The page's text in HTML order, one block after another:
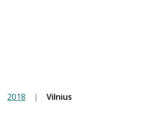
2018 | Vilnius